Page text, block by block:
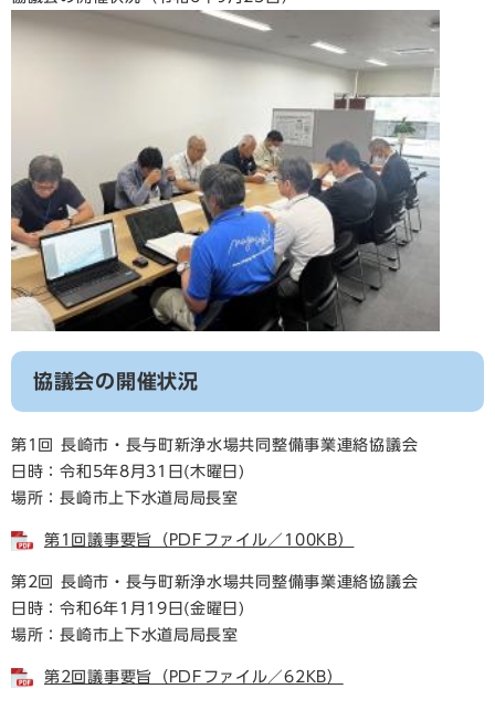
協議会の開催状況
第1回 長崎市・長与町新浄水場共同整備事業連絡協議会
日時：令和5年8月31日(木曜日)
場所：長崎市上下水道局局長室
第1回議事要旨（PDFファイル／100KB）
第2回 長崎市・長与町新浄水場共同整備事業連絡協議会
日時：令和6年1月19日(金曜日)
場所：長崎市上下水道局局長室
第2回議事要旨（PDFファイル／62KB）